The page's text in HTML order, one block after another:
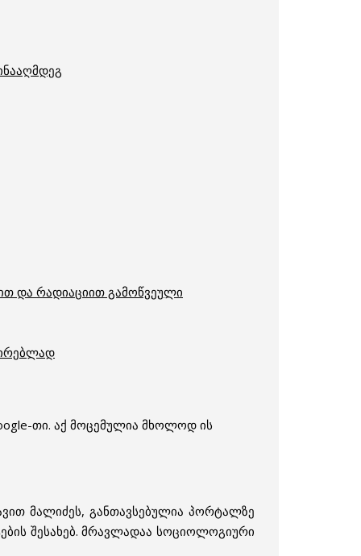
და რადიაციით გამოწვეული
თი. აქ მოცემულია მხოლოდ ის
მალიძეს, განთავსებულია პორტალზე
შესახებ. მრავლადაა სოციოლოგიური